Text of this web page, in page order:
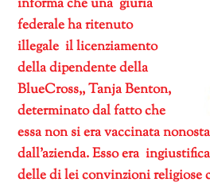
federale ha ritenuto
illegale il licenziamento
della dipendente della
BlueCross,, Tanja Benton,
determinato dal fatto che
essa non si era vaccinata
dall’azienda. Esso era
delle di lei convinzioni religiose